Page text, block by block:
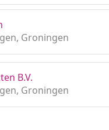
Groningen
B.V.
Groningen